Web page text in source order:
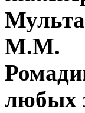
М.М.
любых